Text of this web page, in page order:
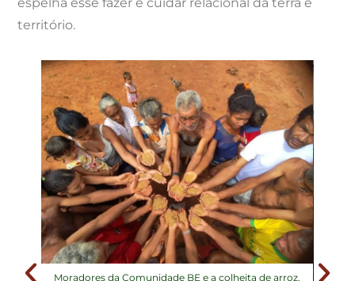
território.
Moradores da Comunidade BE e a colheita de arroz.